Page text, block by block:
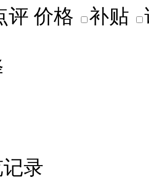
评 价格 补贴
录